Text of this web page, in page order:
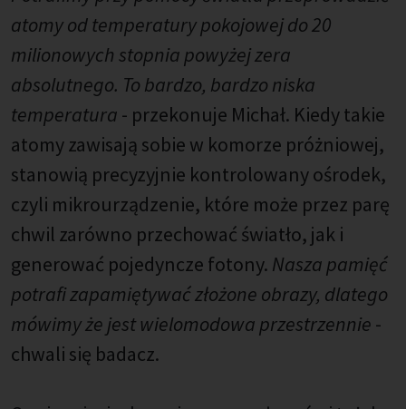
atomy od temperatury pokojowej do 20
milionowych stopnia powyżej zera
absolutnego. To bardzo, bardzo niska
temperatura - przekonuje Michał. Kiedy takie
atomy zawisają sobie w komorze próżniowej,
stanowią precyzyjnie kontrolowany ośrodek,
czyli mikrourządzenie, które może przez parę
chwil zarówno przechować światło, jak i
generować pojedyncze fotony. Nasza pamięć
potrafi zapamiętywać złożone obrazy, dlatego
mówimy że jest wielomodowa przestrzennie -
chwali się badacz.